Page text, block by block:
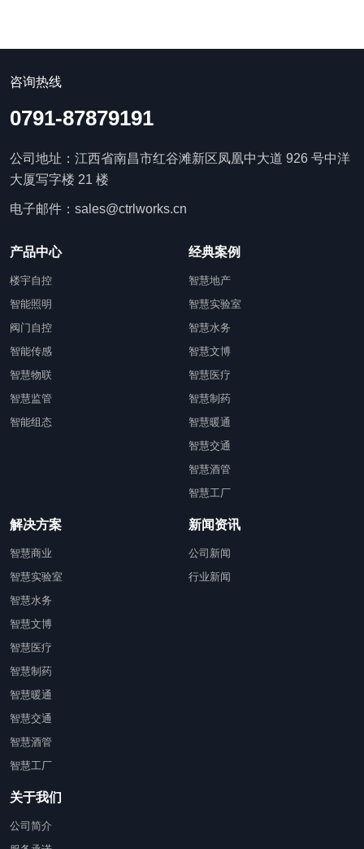
咨询热线
0791-87879191
公司地址：江西省南昌市红谷滩新区凤凰中大道 926 号中洋
大厦写字楼 21 楼
电子邮件：sales@ctrlworks.cn
产品中心
楼宇自控
智能照明
阀门自控
智能传感
智慧物联
智慧监管
智能组态
经典案例
智慧地产
智慧实验室
智慧水务
智慧文博
智慧医疗
智慧制药
智慧暖通
智慧交通
智慧酒管
智慧工厂
解决方案
智慧商业
智慧实验室
智慧水务
智慧文博
智慧医疗
智慧制药
智慧暖通
智慧交通
智慧酒管
智慧工厂
新闻资讯
公司新闻
行业新闻
关于我们
公司简介